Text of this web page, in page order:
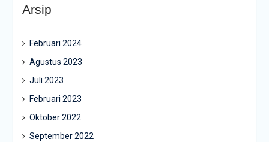
Arsip
Februari 2024
Agustus 2023
Juli 2023
Februari 2023
Oktober 2022
September 2022